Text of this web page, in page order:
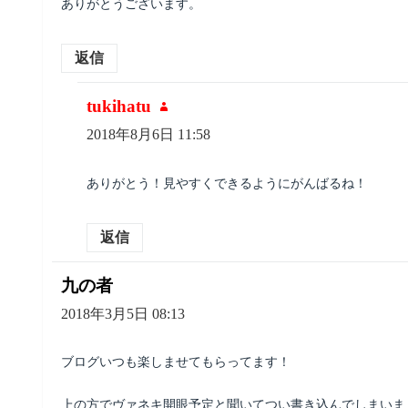
ありがとうございます。
返信
tukihatu
よ
り:
2018年8月6日 11:58
ありがとう！見やすくできるようにがんばるね！
返信
九の者よ
り:
2018年3月5日 08:13
ブログいつも楽しませてもらってます！
上の方でヴァネキ開眼予定と聞いてつい書き込んでしまい